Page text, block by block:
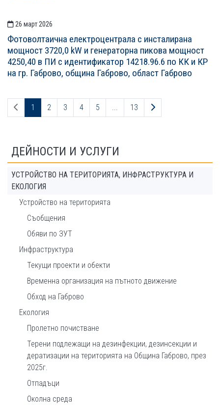
26 март 2026
Фотоволтаична електроцентрала с инсталирана
мощност 3720,0 kW и генераторна пикова мощност
4250,40 в ПИ с идентификатор 14218.96.6 по КК и КР
на гр. Габрово, община Габрово, област Габрово
Предходна страница
1 2 3 4 5 ... 13 Следваща
ДЕЙНОСТИ И УСЛУГИ
УСТРОЙСТВО НА ТЕРИТОРИЯТА, ИНФРАСТРУКТУРА И
ЕКОЛОГИЯ
Устройство на територията
Съобщения
Обяви по ЗУТ
Инфраструктура
Текущи проекти и обекти
Временна организация на пътното движение
Обход на Габрово
Екология
Пролетно почистване
Терени подлежащи на дезинфекции, дезинсекции и
дератизации на територията на Община Габрово, през
2025г.
Отпадъци
Околна среда